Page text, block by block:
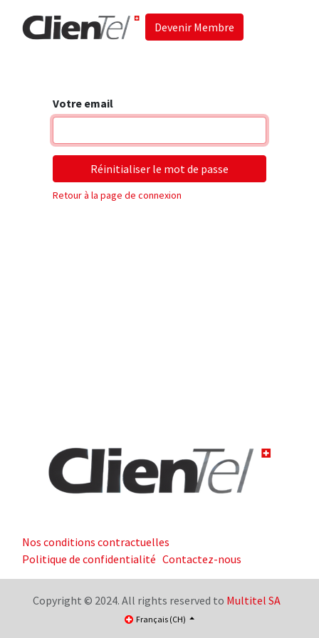
Devenir Membre
Votre email
Réinitialiser le mot de passe
Retour à la page de connexion
Nos conditions contractuelles
Politique de confidentialité Contactez-nous
Copyright © 2024. All rights reserved to Multitel SA
Français (CH)